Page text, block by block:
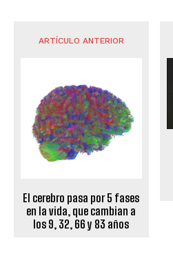
ARTÍCULO ANTERIOR
El cerebro pasa por 5 fases
en la vida, que cambian a
los 9, 32, 66 y 83 años